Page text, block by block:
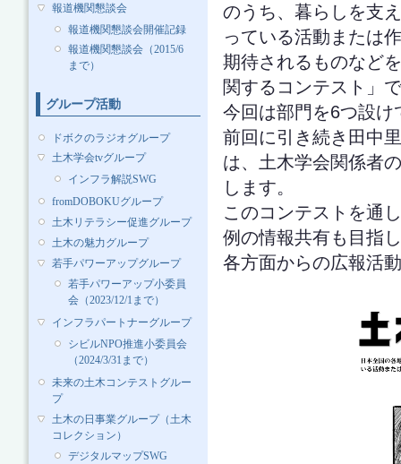
報道機関懇談会
報道機関懇談会開催記録
報道機関懇談会（2015/6
まで）
グループ活動
ドボクのラジオグループ
土木学会tvグループ
インフラ解説SWG
fromDOBOKUグループ
土木リテラシー促進グループ
土木の魅力グループ
若手パワーアップグループ
若手パワーアップ小委員
会（2023/12/1まで）
インフラパートナーグループ
シビルNPO推進小委員会
（2024/3/31まで）
未来の土木コンテストグルー
プ
土木の日事業グループ（土木
コレクション）
デジタルマップSWG
のうち、暮らしを支
っている活動または
期待されるものなど
関するコンテスト」
今回は部門を6つ設
前回に引き続き田中
は、土木学会関係者
します。
このコンテストを通
例の情報共有も目指
各方面からの広報活